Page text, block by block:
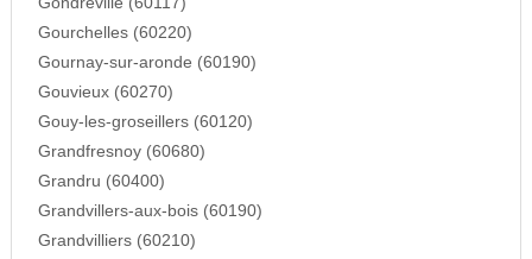
Gourchelles (60220)
Gournay-sur-aronde (60190)
Gouvieux (60270)
Gouy-les-groseillers (60120)
Grandfresnoy (60680)
Grandru (60400)
Grandvillers-aux-bois (60190)
Grandvilliers (60210)